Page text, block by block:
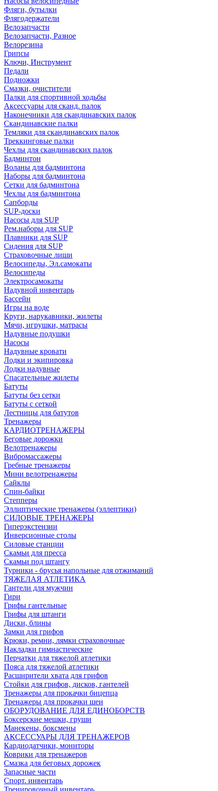
Фляги, бутылки
Флягодержатели
Велозапчасти
Велозапчасти, Разное
Велорезина
Грипсы
Ключи, Инструмент
Педали
Подножки
Смазки, очистители
Палки для спортивной ходьбы
Аксессуары для сканд. палок
Наконечники для скандинавских палок
Скандинавские палки
Темляки для скандинавских палок
Треккинговые палки
Чехлы для скандинавских палок
Бадминтон
Воланы для бадминтона
Наборы для бадминтона
Сетки для бадминтона
Чехлы для бадминтона
Сапборды
SUP-доски
Насосы для SUP
Рем.наборы для SUP
Плавники для SUP
Сидения для SUP
Страховочные лиши
Велосипеды, Эл.самокаты
Велосипеды
Электросамокаты
Надувной инвентарь
Бассейн
Игры на воде
Круги, нарукавники, жилеты
Мячи, игрушки, матрасы
Надувные подушки
Насосы
Надувные кровати
Лодки и экипировка
Лодки надувные
Спасательные жилеты
Батуты
Батуты без сетки
Батуты с сеткой
Лестницы для батутов
Тренажеры
КАРДИОТРЕНАЖЕРЫ
Беговые дорожки
Велотренажеры
Вибромассажеры
Гребные тренажеры
Мини велотренажеры
Сайклы
Спин-байки
Степперы
Эллиптические тренажеры (эллептики)
СИЛОВЫЕ ТРЕНАЖЕРЫ
Гиперэкстензии
Инверсионные столы
Силовые станции
Скамьи для пресса
Скамьи под штангу
Турники - брусья напольные для отжиманий
ТЯЖЕЛАЯ АТЛЕТИКА
Гантели для мужчин
Гири
Грифы гантельные
Грифы для штанги
Диски, блины
Замки для грифов
Крюки, ремни, лямки страховочные
Накладки гимнастические
Перчатки для тяжелой атлетики
Пояса для тяжелой атлетики
Расширители хвата для грифов
Стойки для грифов, дисков, гантелей
Тренажеры для прокачки бицепца
Тренажеры для прокачки шеи
ОБОРУДОВАНИЕ ДЛЯ ЕДИНОБОРСТВ
Боксерские мешки, груши
Манекены, боксмены
АКСЕССУАРЫ ДЛЯ ТРЕНАЖЕРОВ
Кардиодатчики, мониторы
Коврики для тренажеров
Смазка для беговых дорожек
Запасные части
Спорт. инвентарь
Тренировочный инвентарь